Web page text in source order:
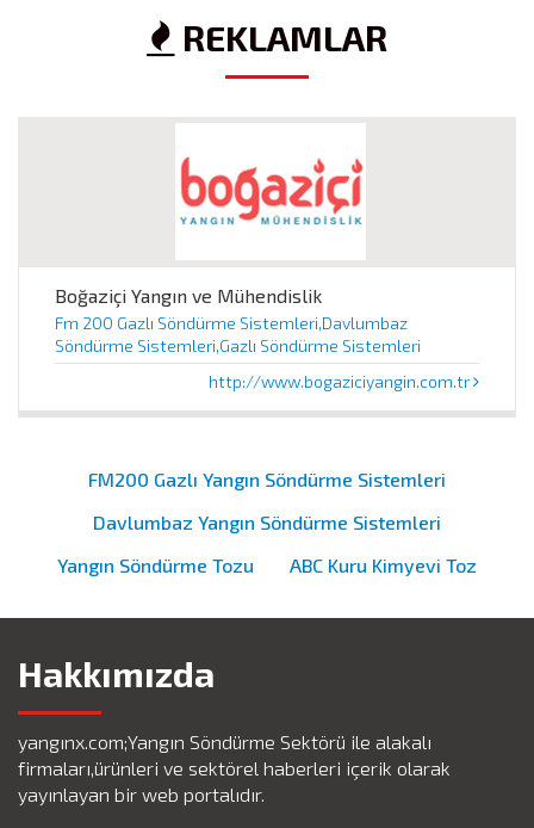
http://www.ergon.com.trREKLAMLAR
Boğaziçi Yangın ve Mühendislik
Fm 200 Gazlı Söndürme Sistemleri,Davlumbaz
Söndürme Sistemleri,Gazlı Söndürme Sistemleri
http://www.bogaziciyangin.com.tr
FM200 Gazlı Yangın Söndürme Sistemleri
Davlumbaz Yangın Söndürme Sistemleri
Yangın Söndürme Tozu
ABC Kuru Kimyevi Toz
Hakkımızda
yangınx.com;Yangın Söndürme Sektörü ile alakalı
firmaları,ürünleri ve sektörel haberleri içerik olarak
yayınlayan bir web portalıdır.